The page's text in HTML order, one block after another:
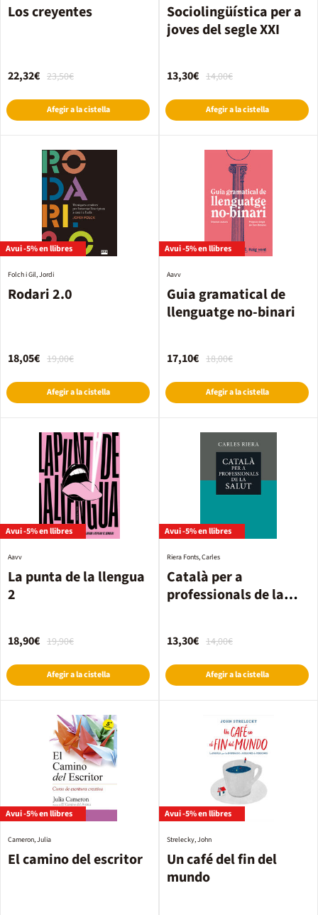
Los creyentes
23,50€
22,32€
Afegir a la cistella
Sociolingüística per a
joves del segle XXI
14,00€
13,30€
Afegir a la cistella
Avui -5% en llibres
Rodari 2.0
Folch i Gil, Jordi
19,00€
18,05€
Afegir a la cistella
Avui -5% en llibres
Guia gramatical de
llenguatge no-binari
Aavv
18,00€
17,10€
Afegir a la cistella
Avui -5% en llibres
La punta de la llengua
2
Aavv
19,90€
18,90€
Afegir a la cistella
Avui -5% en llibres
Català per a
professionals de la
Riera Fonts, Carles
14,00€
13,30€
Afegir a la cistella
Avui -5% en llibres
El camino del escritor
Cameron, Julia
Avui -5% en llibres
Un café del fin del
mundo
Strelecky, John